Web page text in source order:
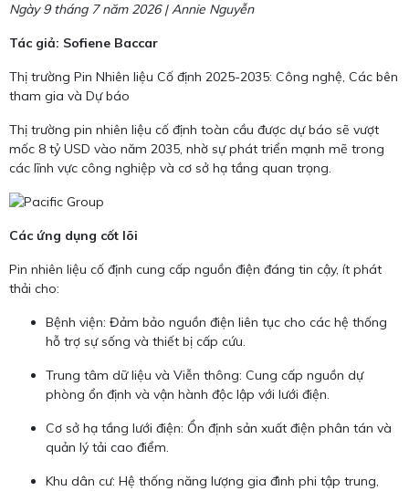
Ngày 9 tháng 7 năm 2026 | Annie Nguyễn
Tác giả: Sofiene Baccar
Thị trường Pin Nhiên liệu Cố định 2025-2035: Công nghệ, Các bên
tham gia và Dự báo
Thị trường pin nhiên liệu cố định toàn cầu được dự báo sẽ vượt
mốc 8 tỷ USD vào năm 2035, nhờ sự phát triển mạnh mẽ trong
các lĩnh vực công nghiệp và cơ sở hạ tầng quan trọng.
Các ứng dụng cốt lõi
Pin nhiên liệu cố định cung cấp nguồn điện đáng tin cậy, ít phát
thải cho:
Bệnh viện: Đảm bảo nguồn điện liên tục cho các hệ thống
hỗ trợ sự sống và thiết bị cấp cứu.
Trung tâm dữ liệu và Viễn thông: Cung cấp nguồn dự
phòng ổn định và vận hành độc lập với lưới điện.
Cơ sở hạ tầng lưới điện: Ổn định sản xuất điện phân tán và
quản lý tải cao điểm.
Khu dân cư: Hệ thống năng lượng gia đình phi tập trung,